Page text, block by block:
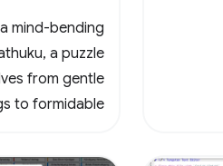
mind-bending
a puzzle
from gentle
to formidable
promising a